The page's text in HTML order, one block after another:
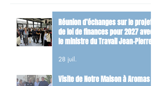
Réunion d’échanges sur le projet
de loi de finances pour 2027 avec
le ministre du Travail Jean-Pierre
28 juil.
Visite de Notre Maison à Aromas